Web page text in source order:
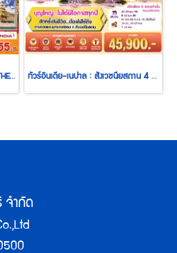
ทัวร์อินเดีย: "อินเดีย" ที่ไม่ใช่อินเดีย THE MIDDLE EARTH หุบเขาสปิติ ค้นหาความลับกลางหิมาลัย 11 วัน 9 คืน (AI) ทัวร์อินเดีย-เนปาล : สังเวชนียสถาน 4 ตำบล 8 วัน 7 คืน (TG)
จำกัด